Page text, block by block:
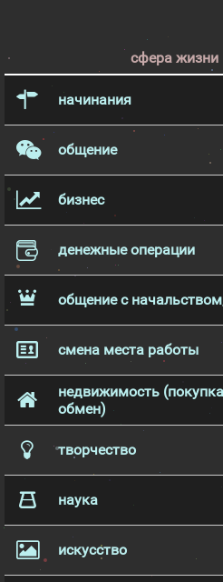
сфера жизни
начинания
общение
бизнес
денежные операции
общение с
смена места работы
недвижимость
обмен)
творчество
наука
искусство